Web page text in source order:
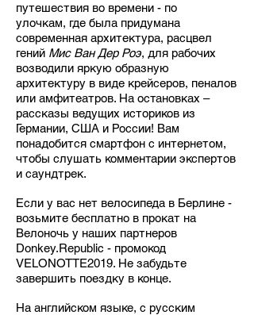
путешествия во времени - по
улочкам, где была придумана
современная архитектура, расцвел
гений Мис Ван Дер Роэ, для рабочих
возводили яркую образную
архитектуру в виде крейсеров, пеналов
или амфитеатров. На остановках –
рассказы ведущих историков из
Германии, США и России! Вам
понадобится смартфон с интернетом,
чтобы слушать комментарии экспертов
и саундтрек.
Если у вас нет велосипеда в Берлине -
возьмите бесплатно в прокат на
Велоночь у наших партнеров
Donkey.Republic - промокод
VELONOTTE2019. Не забудьте
завершить поездку в конце.
На английском языке, с русским